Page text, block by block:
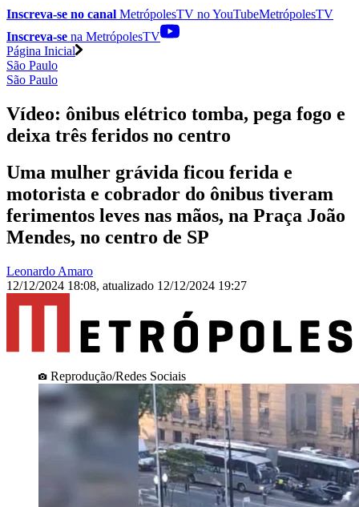
Inscreva-se no canal MetrópolesTV noYouTubeMetrópolesTV
Inscreva-se na MetrópolesTV
Página Inicial
São Paulo
São Paulo
Vídeo: ônibus elétrico tomba, pega fogo e
deixa três feridos no centro
Uma mulher grávida ficou ferida e
motorista e cobrador do ônibus tiveram
ferimentos leves nas mãos, na Praça João
Mendes, no centro de SP
Leonardo Amaro
12/12/2024 18:08, atualizado 12/12/2024 19:27
Reprodução/Redes Sociais